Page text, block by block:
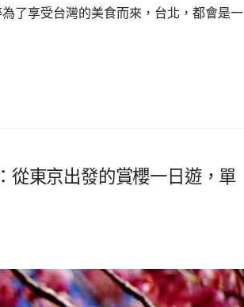
了享受台灣的美食而來，台北，都會是一
從東京出發的賞櫻一日遊，單